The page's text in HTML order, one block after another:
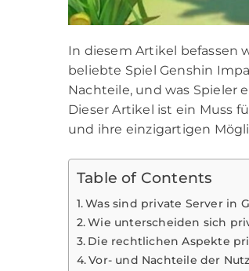
In diesem Artikel befassen
beliebte Spiel Genshin
Nachteile, und was Spieler
Dieser Artikel ist ein Muss
und ihre einzigartigen
Table of Contents
Was sind private Server in
Wie unterscheiden sich
Die rechtlichen Aspekte
Vor- und Nachteile der